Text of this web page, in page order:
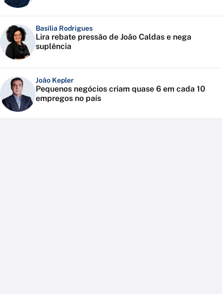
Basília Rodrigues
Lira rebate pressão de João Caldas e nega
suplência
João Kepler
Pequenos negócios criam quase 6 em cada 10
empregos no país